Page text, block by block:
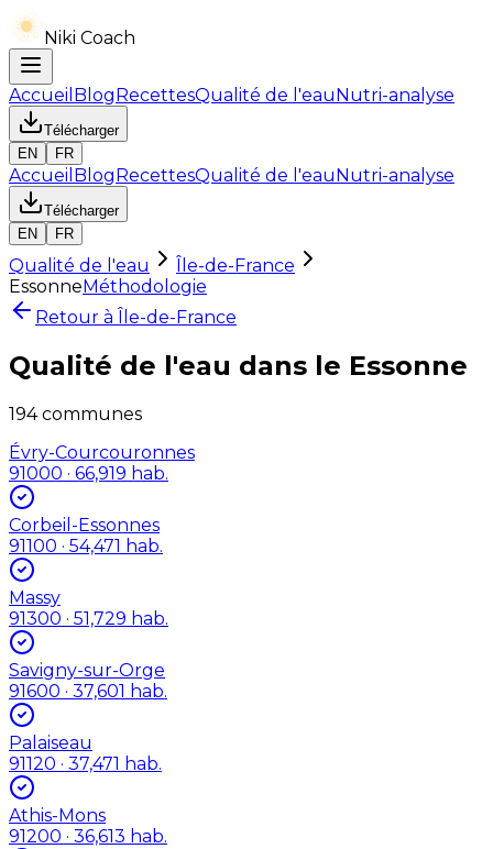
Niki Coach
Accueil BlogRecettesQualité de l'eauNutri-analyse
Télécharger
EN
FR
Accueil BlogRecettesQualité de l'eauNutri-analyse
Télécharger
EN
FR
Qualité de l'eau
Île-de-France
EssonneMéthodologie
Retour à Île-de-France
Qualité de l'eau dans le Essonne
194communes
Évry-Courcouronnes
91000 · 66,919 hab.
Corbeil-Essonnes
91100 · 54,471 hab.
Massy
91300 · 51,729 hab.
Savigny-sur-Orge
91600 · 37,601 hab.
Palaiseau
91120 · 37,471 hab.
Athis-Mons
91200 · 36,613 hab.